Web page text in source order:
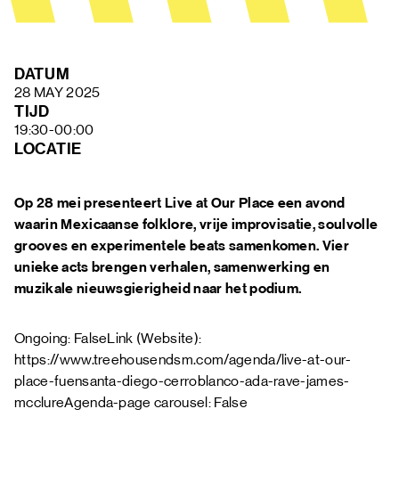
DATUM
28 MAY 2025
TIJD
19:30-00:00
LOCATIE
Op 28 mei presenteert Live at Our Place een avond
waarin Mexicaanse folklore, vrije improvisatie, soulvolle
grooves en experimentele beats samenkomen. Vier
unieke acts brengen verhalen, samenwerking en
muzikale nieuwsgierigheid naar het podium.
Ongoing: FalseLink (Website):
https://www.treehousendsm.com/agenda/live-at-our-
place-fuensanta-diego-cerroblanco-ada-rave-james-
mcclureAgenda-page carousel: False